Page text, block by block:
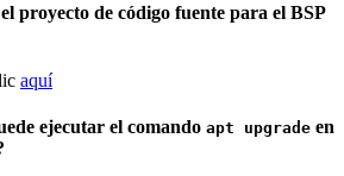
proyecto de código fuente para el BSP
aquí
ejecutar el comando apt upgrade en